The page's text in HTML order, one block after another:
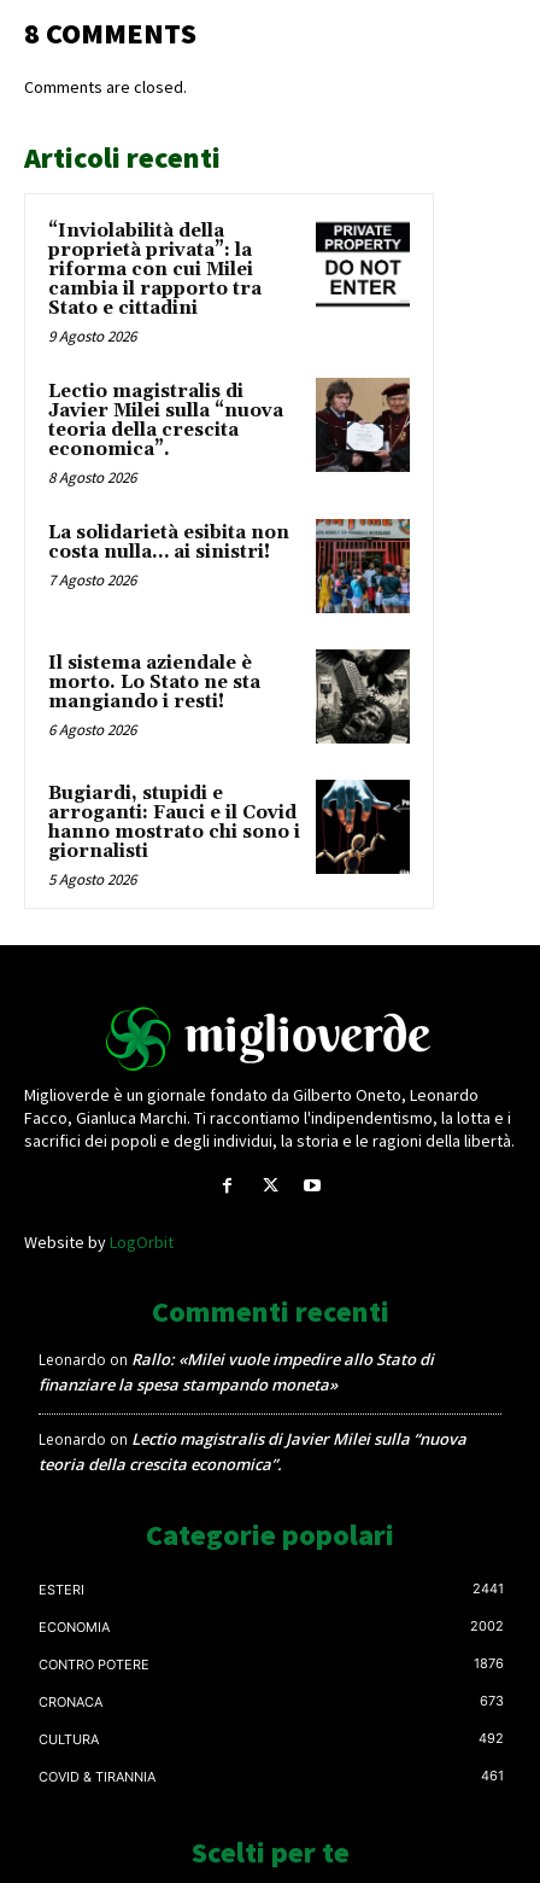
8 COMMENTS
Comments are closed.
Articoli recenti
“Inviolabilità della
proprietà privata”: la
riforma con cui Milei
cambia il rapporto tra
Stato e cittadini
9 Agosto 2026
Lectio magistralis di
Javier Milei sulla “nuova
teoria della crescita
economica”.
8 Agosto 2026
La solidarietà esibita non
costa nulla… ai sinistri!
7 Agosto 2026
Il sistema aziendale è
morto. Lo Stato ne sta
mangiando i resti!
6 Agosto 2026
Bugiardi, stupidi e
arroganti: Fauci e il Covid
hanno mostrato chi sono i
giornalisti
5 Agosto 2026
Miglioverde è un giornale fondato da Gilberto Oneto, Leonardo
Facco, Gianluca Marchi. Ti raccontiamo l'indipendentismo, la lotta e i
sacrifici dei popoli e degli individui, la storia e le ragioni della libertà.
Website byLogOrbit
Commenti recenti
Leonardo on Rallo: «Milei vuole impedire allo Stato di
finanziare la spesa stampando moneta»
Leonardo on Lectio magistralis di Javier Milei sulla “nuova
teoria della crescita economica”.
Categorie popolari
ESTERI 2441
ECONOMIA 2002
CONTRO POTERE 1876
CRONACA 673
CULTURA 492
COVID & TIRANNIA 461
Scelti per te